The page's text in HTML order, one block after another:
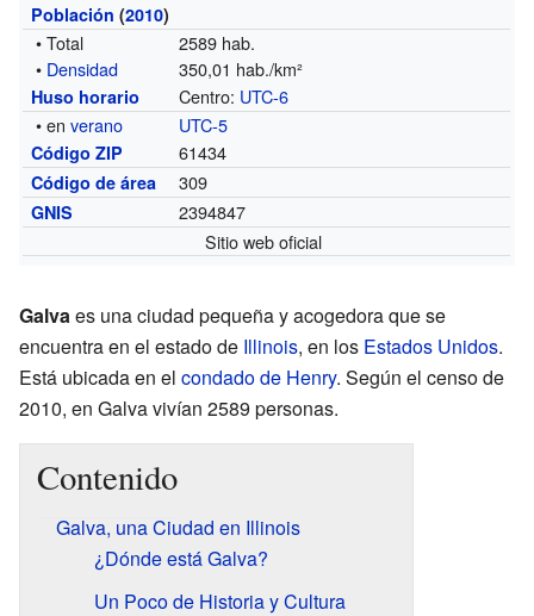
Población (2010)
• Total
2589 hab.
• Densidad 350,01 hab./km²
Huso horario Centro: UTC-6
• enverano UTC-5
Código ZIP 61434
Código de área 309
GNIS
2394847
Sitio web oficial
Galvaes una ciudad pequeña y acogedora que se
encuentra en el estado de Illinois, en los Estados Unidos.
Está ubicada en el condado de Henry. Según el censo de
2010, en Galva vivían 2589 personas.
Contenido
Galva, una Ciudad en Illinois
¿Dónde está Galva?
Un Poco de Historia y Cultura